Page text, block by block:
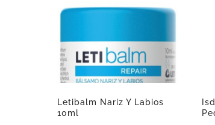
Letibalm Nariz Y Labios
10ml